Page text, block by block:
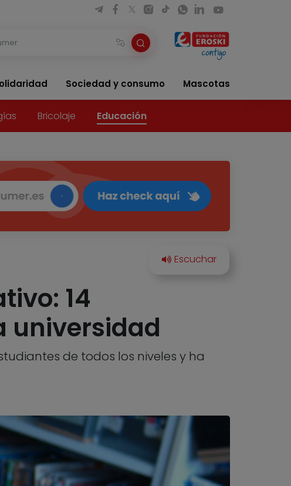
Sociedad y consumo Mascotas
Bricolaje Educación
14
universidad
de todos los niveles y ha